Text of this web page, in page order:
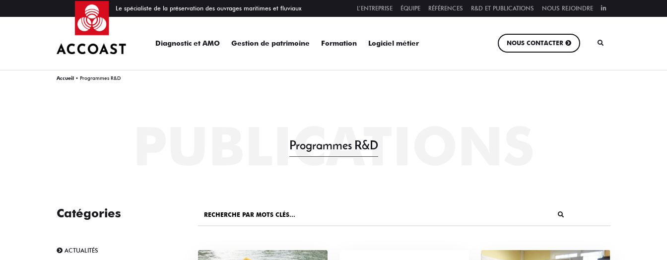
Le spécialiste de la préservation des ouvrages maritimes et fluviaux L’ENTREPRISE ÉQUIPE RÉFÉRENCES R&D ET PUBLICATIONS NOUS REJOINDRE
Diagnostic et AMO Gestion de patrimoine Formation Logiciel métier NOUS CONTACTER
Accueil • Programmes R&D
Programmes R&D
PUBLICATIONS
Catégories
ACTUALITÉS